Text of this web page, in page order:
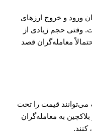
ورود و خروج ارزهای
وقتی حجم زیادی از
معامله‌گران قصد
می‌توانند قیمت را تحت
به معامله‌گران